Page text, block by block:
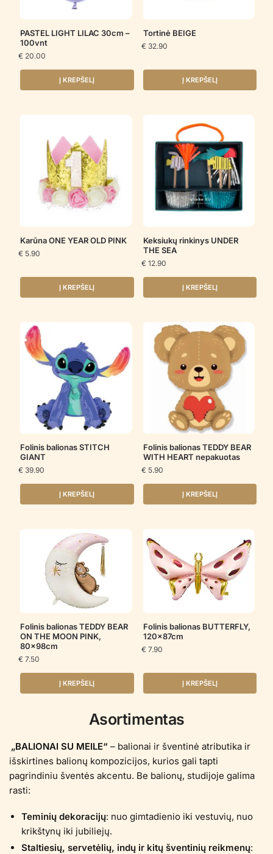
PASTEL LIGHT LILAC 30cm –
100vnt
€ 20.00
Į KREPŠELĮ
Tortinė BEIGE
€ 32.90
Į KREPŠELĮ
Karūna ONE YEAR OLD PINK
€ 5.90
Į KREPŠELĮ
Keksiukų rinkinys UNDER
THE SEA
€ 12.90
Į KREPŠELĮ
Folinis balionas STITCH
GIANT
€ 39.90
Į KREPŠELĮ
Folinis balionas TEDDY BEAR
WITH HEART nepakuotas
€ 5.90
Į KREPŠELĮ
Folinis balionas TEDDY BEAR
ON THE MOON PINK,
80x98cm
€ 7.50
Į KREPŠELĮ
Folinis balionas BUTTERFLY,
120x87cm
€ 7.90
Į KREPŠELĮ
Asortimentas
„BALIONAI SU MEILE“ – balionai ir šventinė atributika ir
išskirtines balionų kompozicijos, kurios gali tapti
pagrindiniu šventės akcentu. Be balionų, studijoje galima
rasti:
Teminių dekoracijų: nuo gimtadienio iki vestuvių, nuo
krikštynų iki jubiliejų.
Staltiesių, servetėlių, indų ir kitų šventinių reikmenų: